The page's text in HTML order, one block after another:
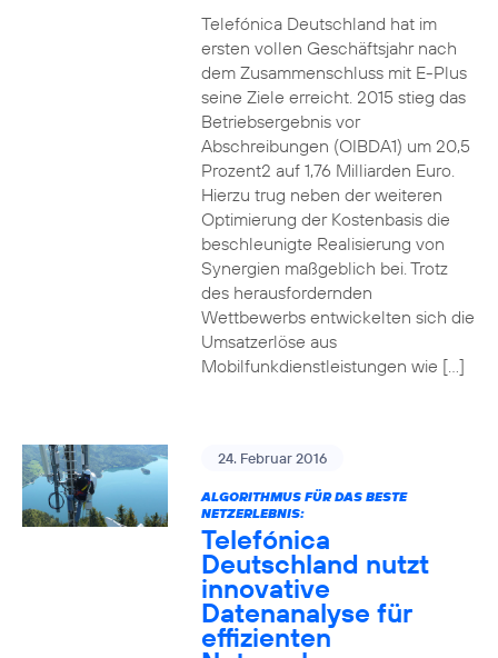
Telefónica Deutschland hat im
ersten vollen Geschäftsjahr nach
dem Zusammenschluss mit E-Plus
seine Ziele erreicht. 2015 stieg das
Betriebsergebnis vor
Abschreibungen (OIBDA1) um 20,5
Prozent2 auf 1,76 Milliarden Euro.
Hierzu trug neben der weiteren
Optimierung der Kostenbasis die
beschleunigte Realisierung von
Synergien maßgeblich bei. Trotz
des herausfordernden
Wettbewerbs entwickelten sich die
Umsatzerlöse aus
Mobilfunkdienstleistungen wie […]
24. Februar 2016
ALGORITHMUS FÜR DAS BESTE
NETZERLEBNIS:
Telefónica
Deutschland nutzt
innovative
Datenanalyse für
effizienten